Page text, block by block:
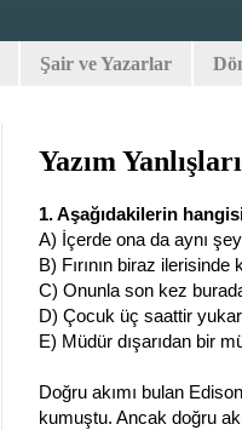
Şair ve Yazarlar
Yazım
1. Aşağıdakilerin
A) İçerde ona da aynı
B) Fırının biraz ilerisinde
C) Onunla son kez
D) Çocuk üç saattir
E) Müdür dışarıdan bir
Doğru akımı bulan
kumuştu. Ancak doğru